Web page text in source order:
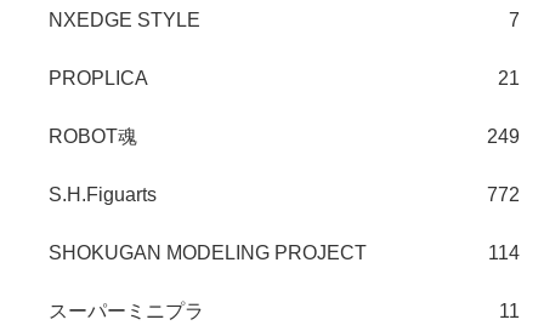
NXEDGE STYLE 7
PROPLICA 21
ROBOT魂 249
S.H.Figuarts 772
SHOKUGAN MODELING PROJECT 114
スーパーミニプラ 11